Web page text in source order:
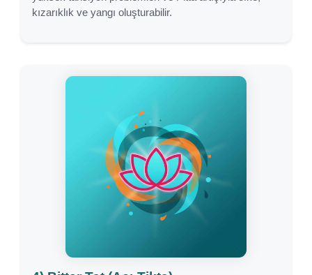
kızarıklık ve yangı oluşturabilir.